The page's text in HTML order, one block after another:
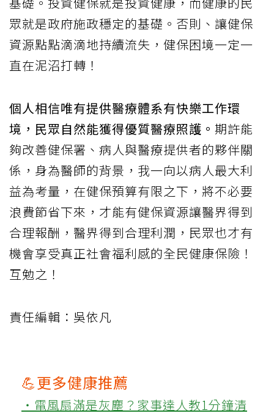
眾就是政府施政穩定的基礎。否則、讓健保
資源點點滴滴地持續流失，健保困境一定一
直在泥沼打轉！
個人相信唯有提供醫療體系有快樂工作環
境，民眾自然能獲得優質醫療照護。 期許能
夠改善健保署、病人與醫療提供者的夥伴關
係，身為醫師的背景，我一向以病人最大利
益為考量，在健保預算有限之下，將不必要
浪費節省下來，才能有健保資源讓醫界得到
合理報酬，醫界得到合理利潤，民眾也才有
機會享受真正社會福利感的全民健康保險！
互勉之！
責任編輯：吳依凡
💪更多健康推薦
‧電風扇滿是灰塵？家事達人教1分鐘清